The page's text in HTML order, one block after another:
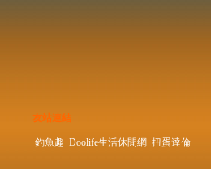
友站連結
釣魚趣 Doolife生活休閒網 扭蛋達倫